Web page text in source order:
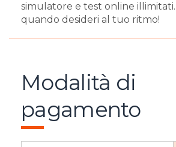
simulatore e test online
quando desideri al tuo ritmo!
Modalità di
pagamento